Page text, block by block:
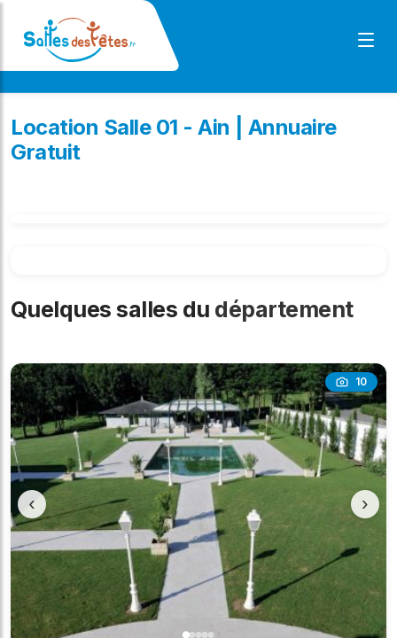
Location Salle 01 - Ain | Annuaire
Gratuit
Quelques salles du département
10
‹ ›